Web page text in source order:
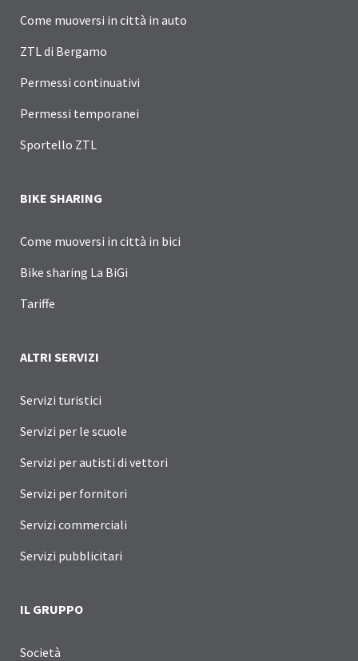
Come muoversi in città in auto
ZTL di Bergamo
Permessi continuativi
Permessi temporanei
Sportello ZTL
BIKE SHARING
Come muoversi in città in bici
Bike sharing La BiGi
Tariffe
ALTRI SERVIZI
Servizi turistici
Servizi per le scuole
Servizi per autisti di vettori
Servizi per fornitori
Servizi commerciali
Servizi pubblicitari
IL GRUPPO
Società